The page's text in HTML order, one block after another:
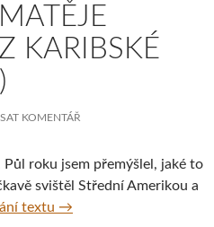
KARIBSKÉ
KOMENTÁŘ
roku jsem přemýšlel, jaké to
svištěl Střední Amerikou a
textu ‚I, Cycleast‘ aneb
→